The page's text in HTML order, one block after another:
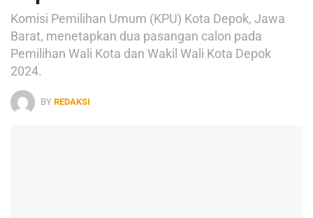
Komisi Pemilihan Umum (KPU) Kota Depok, Jawa
Barat, menetapkan dua pasangan calon pada
Pemilihan Wali Kota dan Wakil Wali Kota Depok
2024.
BY REDAKSI